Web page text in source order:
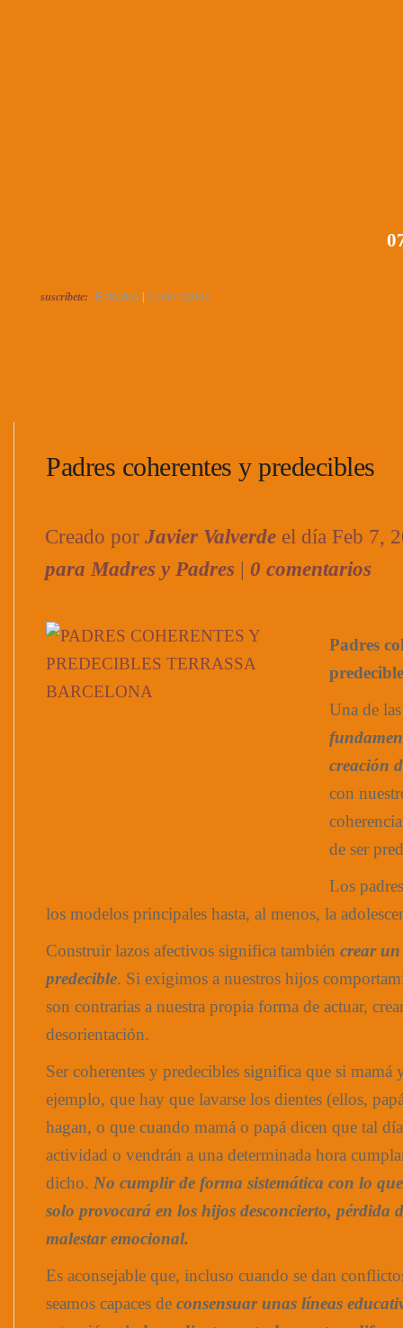
suscríbete: Entradas Comentarios
Padres coherentes y predecibles
Creado por Javier Valverde el día Feb 7,
para Madres y Padres | 0 comentarios
Padres
Una de
creación
con
de ser
Los
los modelos principales hasta, al menos, la
Construir lazos afectivos significa también crear
predecible. Si exigimos a nuestros hijos
son contrarias a nuestra propia forma de actuar,
desorientación.
Ser coherentes y predecibles significa que si mamá
ejemplo, que hay que lavarse los dientes (ellos,
hagan, o que cuando mamá o papá dicen que tal
actividad o vendrán a una determinada hora
dicho. No cumplir de forma sistemática con lo
solo provocará en los hijos desconcierto, pérdida
malestar emocional.
Es aconsejable que, incluso cuando se dan
seamos capaces de consensuar unas líneas